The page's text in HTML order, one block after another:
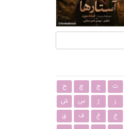
ث ج چ
ح
ز ژ س
ش
ع غ ف
ق